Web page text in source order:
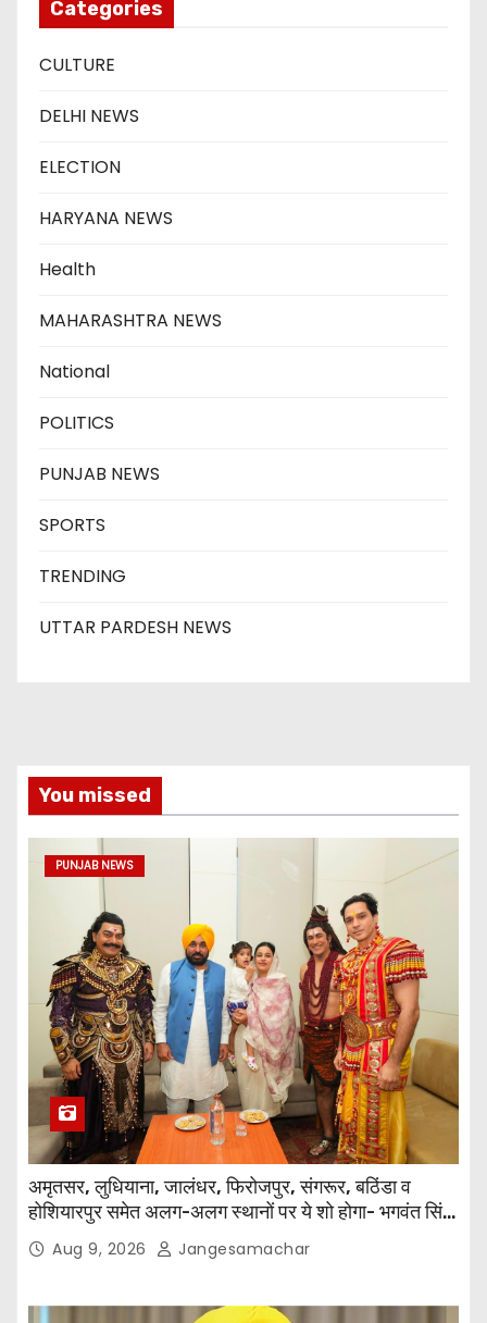
Categories
CULTURE
DELHI NEWS
ELECTION
HARYANA NEWS
Health
MAHARASHTRA NEWS
National
POLITICS
PUNJAB NEWS
SPORTS
TRENDING
UTTAR PARDESH NEWS
You missed
PUNJAB NEWS
अमृतसर, लुधियाना, जालंधर, फिरोजपुर, संगरूर, बठिंडा व
होशियारपुर समेत अलग-अलग स्थानों पर ये शो होगा- भगवंत सिंह
मान Aug 9, 2026 Jangesamachar